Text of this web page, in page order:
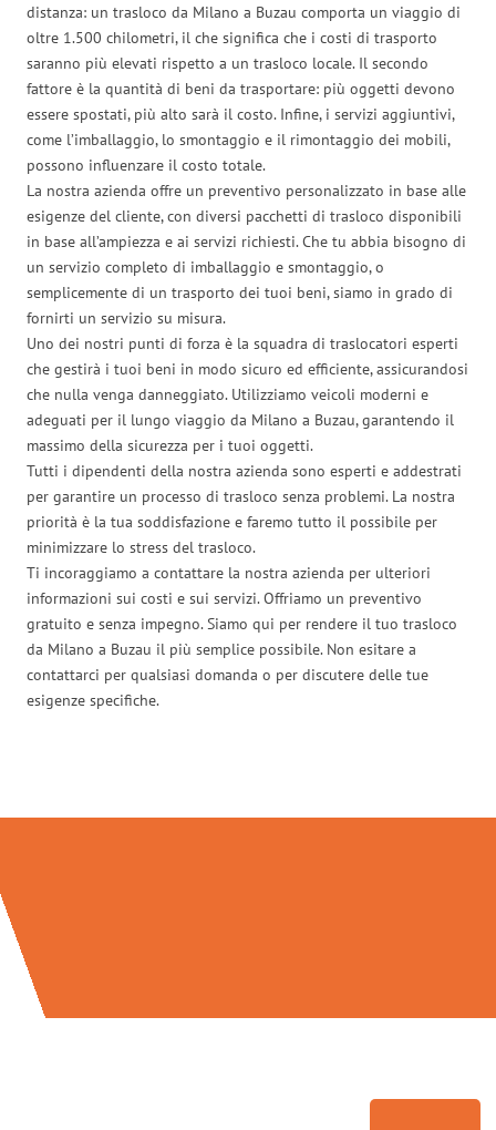
distanza: un trasloco da Milano a Buzau comporta un viaggio di
oltre 1.500 chilometri, il che significa che i costi di trasporto
saranno più elevati rispetto a un trasloco locale. Il secondo
fattore è la quantità di beni da trasportare: più oggetti devono
essere spostati, più alto sarà il costo. Infine, i servizi aggiuntivi,
come l’imballaggio, lo smontaggio e il rimontaggio dei mobili,
possono influenzare il costo totale.
La nostra azienda offre un preventivo personalizzato in base alle
esigenze del cliente, con diversi pacchetti di trasloco disponibili
in base all’ampiezza e ai servizi richiesti. Che tu abbia bisogno di
un servizio completo di imballaggio e smontaggio, o
semplicemente di un trasporto dei tuoi beni, siamo in grado di
fornirti un servizio su misura.
Uno dei nostri punti di forza è la squadra di traslocatori esperti
che gestirà i tuoi beni in modo sicuro ed efficiente, assicurandosi
che nulla venga danneggiato. Utilizziamo veicoli moderni e
adeguati per il lungo viaggio da Milano a Buzau, garantendo il
massimo della sicurezza per i tuoi oggetti.
Tutti i dipendenti della nostra azienda sono esperti e addestrati
per garantire un processo di trasloco senza problemi. La nostra
priorità è la tua soddisfazione e faremo tutto il possibile per
minimizzare lo stress del trasloco.
Ti incoraggiamo a contattare la nostra azienda per ulteriori
informazioni sui costi e sui servizi. Offriamo un preventivo
gratuito e senza impegno. Siamo qui per rendere il tuo trasloco
da Milano a Buzau il più semplice possibile. Non esitare a
contattarci per qualsiasi domanda o per discutere delle tue
esigenze specifiche.